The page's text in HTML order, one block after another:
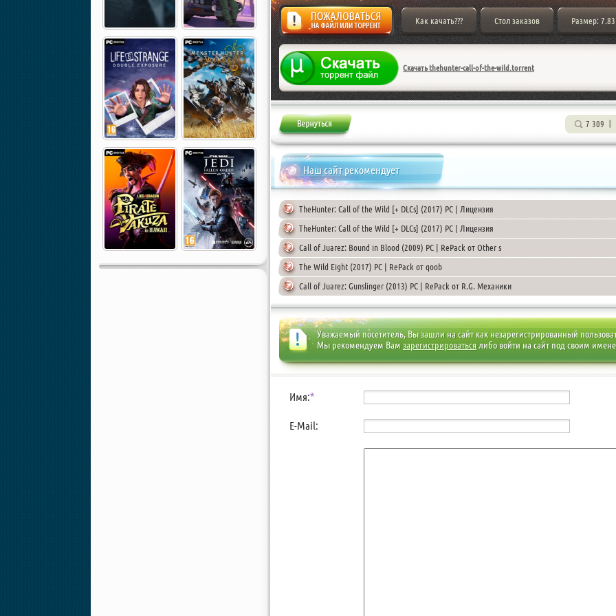
Жалоба
Как качать??? Стол заказов Размер:
Скачать thehunter-call-of-the-wild.torrent
7 309
Наш сайт рекомендует
TheHunter: Call of the Wild [+ DLCs] (2017) PC | Лицензия
TheHunter: Call of the Wild [+ DLCs] (2017) PC | Лицензия
Call of Juarez: Bound in Blood (2009) PC | RePack от Other s
The Wild Eight (2017) PC | RePack от qoob
Call of Juarez: Gunslinger (2013) PC | RePack от R.G. Механики
Уважаемый посетитель, Вы зашли на сайт как незарегистрированный
Мы рекомендуем Вам зарегистрироватьсялибо войти на сайт под своим
Имя:*
E-Mail: